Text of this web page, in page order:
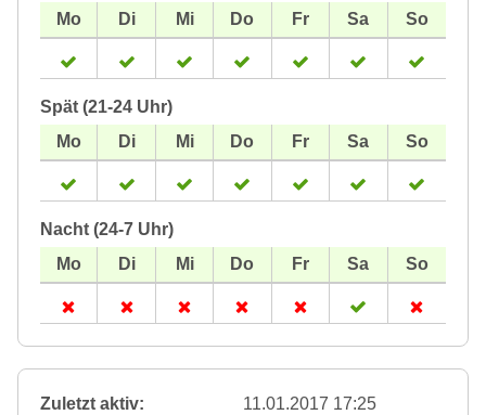
Spät (21-24 Uhr)
Nacht (24-7 Uhr)
Zuletzt aktiv:
11.01.2017 17:25